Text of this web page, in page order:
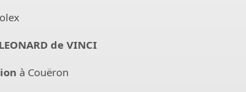
LEONARD de VINCI
à Couëron